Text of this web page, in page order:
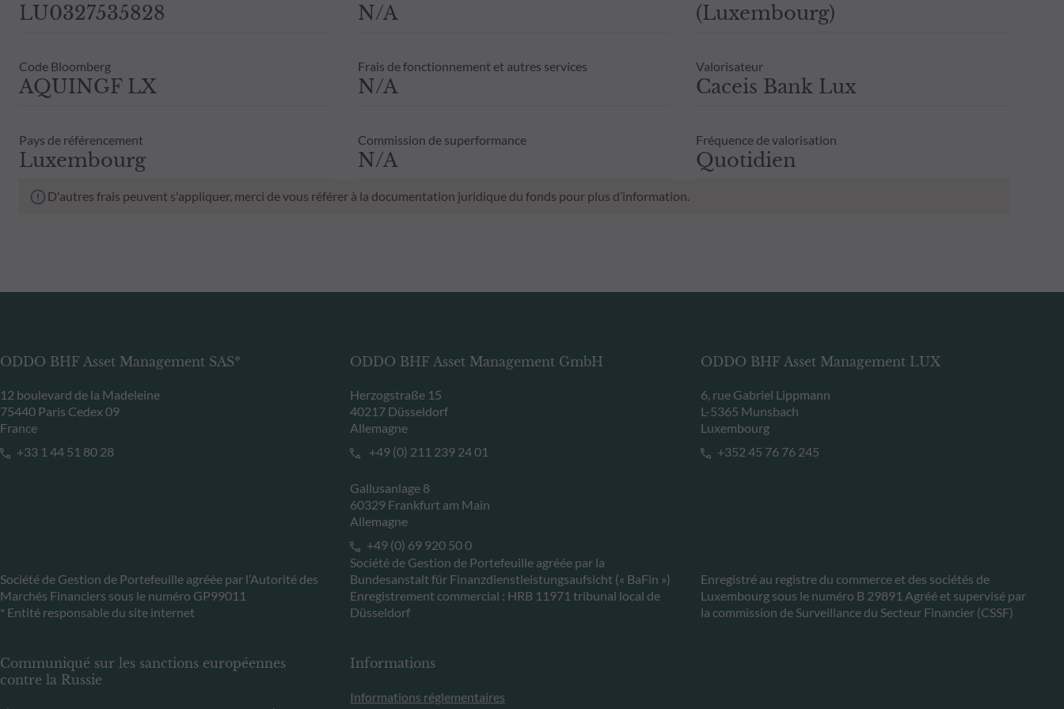
LU0327535828
Code Bloomberg
AQUINGF LX
Pays de référencement
Luxembourg
N/A
Frais de fonctionnement et autres services
N/A
Commission de superformance
N/A
(Luxembourg)
Valorisateur
Caceis Bank Lux
Fréquence de valorisation
Quotidien
D'autres frais peuvent s'appliquer, merci de vous référer à la documentation juridique du fonds pour plus d’information.
ODDO BHF Asset Management SAS*
12 boulevard de la Madeleine
75440 Paris Cedex 09
France
+33 1 44 51 80 28
Société de Gestion de Portefeuille agréée par l’Autorité des
Marchés Financiers sous le numéro GP99011
* Entité responsable du site internet
ODDO BHF Asset Management GmbH
Herzogstraße 15
40217 Düsseldorf
Allemagne
+49 (0) 211 239 24 01
Gallusanlage 8
60329 Frankfurt am Main
Allemagne
+49 (0) 69 920 50 0
Société de Gestion de Portefeuille agréée par la
Bundesanstalt für Finanzdienstleistungsaufsicht (« BaFin »)
Enregistrement commercial : HRB 11971 tribunal local de
Düsseldorf
ODDO BHF Asset Management LUX
6, rue Gabriel Lippmann
L-5365 Munsbach
Luxembourg
+352 45 76 76 245
Enregistré au registre du commerce et des sociétés de
Luxembourg sous le numéro B 29891 Agréé et supervisé par
la commission de Surveillance du Secteur Financier (CSSF)
Communiqué sur les sanctions européennes
contre la Russie
Informations
Informations réglementaires